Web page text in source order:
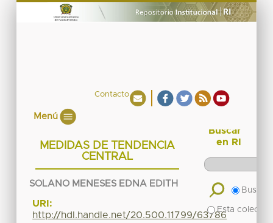
Contacto
Menú
MEDIDAS DE TENDENCIA
CENTRAL
SOLANO MENESES EDNA EDITH
URI:
http://hdl.handle.net/20.500.11799/63786
Buscar
en RI
Buscar
Esta